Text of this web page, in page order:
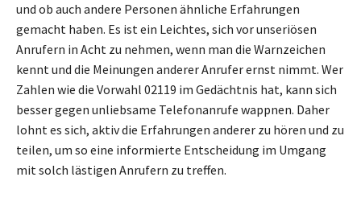
und ob auch andere Personen ähnliche Erfahrungen
gemacht haben. Es ist ein Leichtes, sich vor unseriösen
Anrufern in Acht zu nehmen, wenn man die Warnzeichen
kennt und die Meinungen anderer Anrufer ernst nimmt. Wer
Zahlen wie die Vorwahl 02119 im Gedächtnis hat, kann sich
besser gegen unliebsame Telefonanrufe wappnen. Daher
lohnt es sich, aktiv die Erfahrungen anderer zu hören und zu
teilen, um so eine informierte Entscheidung im Umgang
mit solch lästigen Anrufern zu treffen.